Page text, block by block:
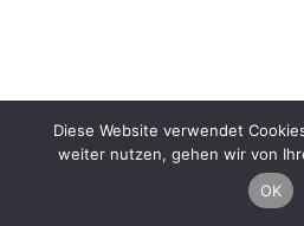
Impressum
Diese Website verwendet
weiter nutzen, gehen wir von
OK